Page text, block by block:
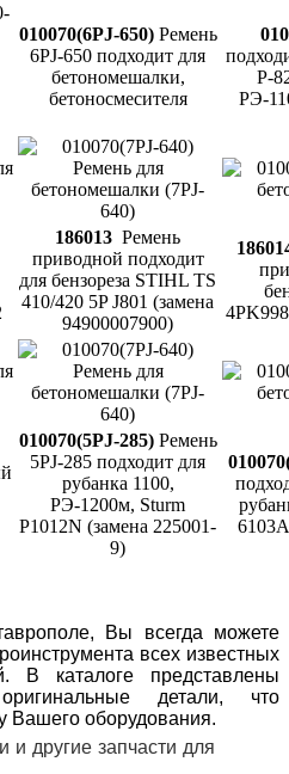
010070(6PJ-650)Ремень
6PJ-650 подходит для
бетономешалки,
бетоносмесителя
Р-
РЭ-
186013 Ремень
приводной подходит
для бензореза STIHL TS
410/420 5P J801 (замена
94900007900)
010070(5PJ-285)Ремень
5PJ-285 подходит для
рубанка 1100,
РЭ-1200м, Sturm
P1012N (замена 225001-
9)
Вы всегда можете
всех известных
В каталоге представлены
детали, что
Вашего оборудования.
и другие запчасти для